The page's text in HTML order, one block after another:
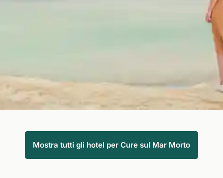
guarigione dai disturbi o semplicemente un profondo relax e
una vacanza benessere.
Mostra tutti gli hotel per Cure sul Mar Morto